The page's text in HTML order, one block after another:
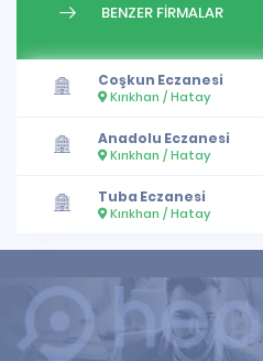
BENZER FİRMALAR
Coşkun Eczanesi
Kırıkhan / Hatay
Anadolu Eczanesi
Kırıkhan / Hatay
Tuba Eczanesi
Kırıkhan / Hatay